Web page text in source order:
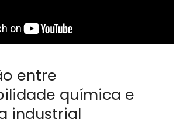
entre
química e
industrial